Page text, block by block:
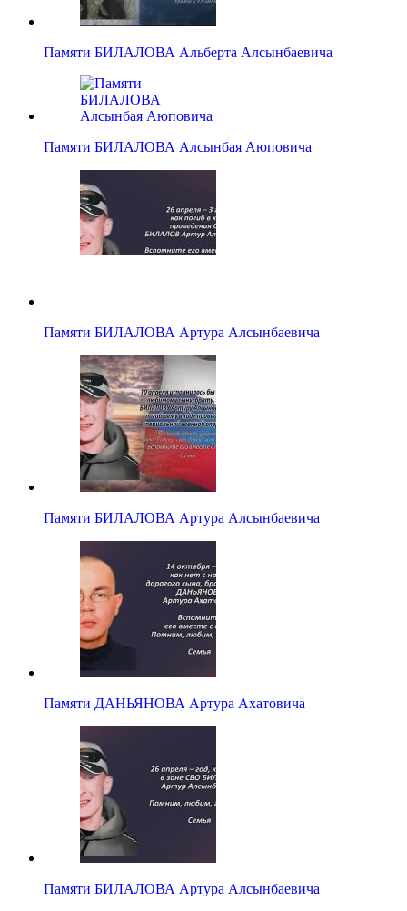
Памяти БИЛАЛОВА Альберта Алсынбаевича
Памяти БИЛАЛОВА Алсынбая Аюповича
Памяти БИЛАЛОВА Артура Алсынбаевича
Памяти БИЛАЛОВА Артура Алсынбаевича
Памяти ДАНЬЯНОВА Артура Ахатовича
Памяти БИЛАЛОВА Артура Алсынбаевича